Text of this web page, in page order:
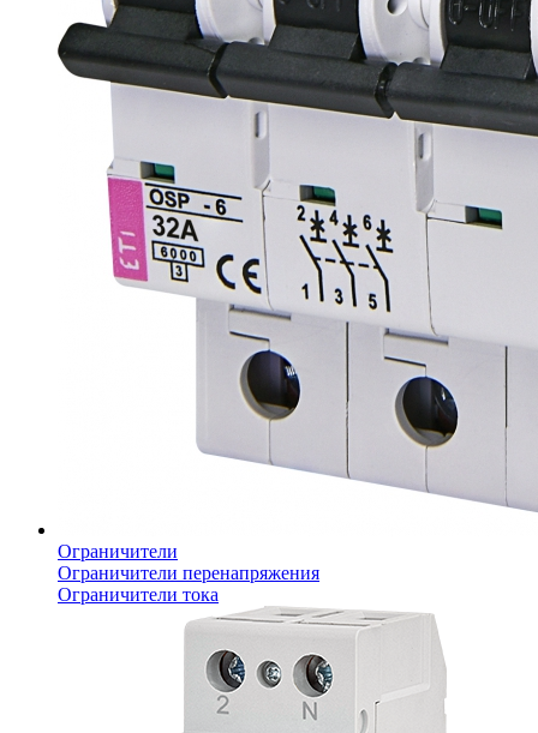
Ограничители
Ограничители перенапряжения
Ограничители тока